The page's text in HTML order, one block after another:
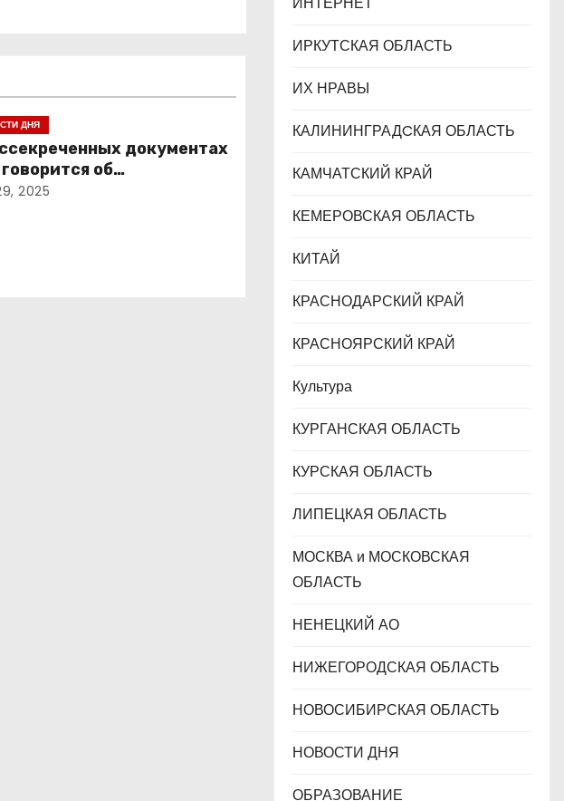
ДНЯ
документах
об
Ковчега
2025
ИРКУТСКАЯ ОБЛАСТЬ
ИХ НРАВЫ
КАЛИНИНГРАДCКАЯ ОБЛАСТЬ
КАМЧАТСКИЙ КРАЙ
КЕМЕРОВСКАЯ ОБЛАСТЬ
КИТАЙ
КРАСНОДАРСКИЙ КРАЙ
КРАСНОЯРСКИЙ КРАЙ
Культура
КУРГАНСКАЯ ОБЛАСТЬ
КУРСКАЯ ОБЛАСТЬ
ЛИПЕЦКАЯ ОБЛАСТЬ
МОСКВА и МОСКОВСКАЯ
ОБЛАСТЬ
НЕНЕЦКИЙ АО
НИЖЕГОРОДСКАЯ ОБЛАСТЬ
НОВОСИБИРСКАЯ ОБЛАСТЬ
НОВОСТИ ДНЯ
ОБРАЗОВАНИЕ